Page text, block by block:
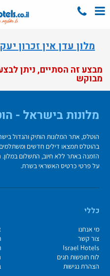
מלון עדן אין זכרון
מבצע זה הסתיים, ניתן
מבוקש
מלונות בישראל -
הוטלס, אתר המלונות הותיק והגדול
בהוטלס תמצאו דילים חדשים
על פרטי כרטיס האשראי בשרת.
כללי
מי אנחנו
צור קשר
Israel Hotels
לוח חופשות חגים
הצהרת נגישות